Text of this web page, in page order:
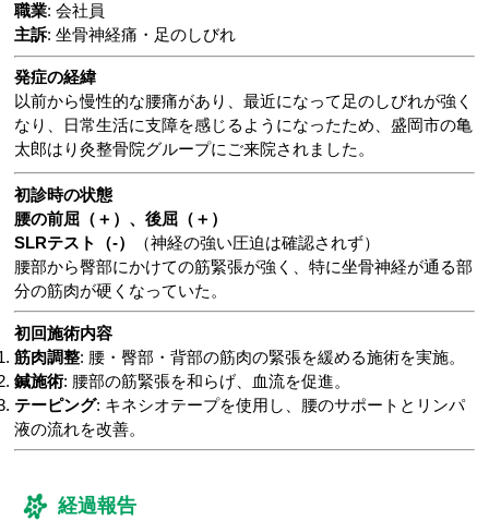
職業: 会社員
主訴: 坐骨神経痛・足のしびれ
発症の経緯
以前から慢性的な腰痛があり、最近になって足のしびれが強く
なり、日常生活に支障を感じるようになったため、盛岡市の亀
太郎はり灸整骨院グループにご来院されました。
初診時の状態
腰の前屈（＋）、後屈（＋）
SLRテスト（-）
（神経の強い圧迫は確認されず）
腰部から臀部にかけての筋緊張が強く、特に坐骨神経が通る部
分の筋肉が硬くなっていた。
初回施術内容
筋肉調整: 腰・臀部・背部の筋肉の緊張を緩める施術を実施。
鍼施術: 腰部の筋緊張を和らげ、血流を促進。
テーピング: キネシオテープを使用し、腰のサポートとリンパ
液の流れを改善。
経過報告